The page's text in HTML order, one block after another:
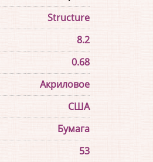
Structure
8.2
0.68
Акриловое
США
Бумага
53